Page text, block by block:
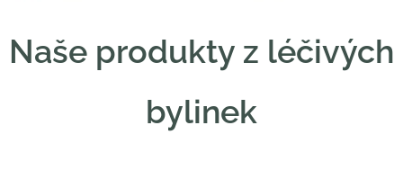
Naše produkty z léčivých
bylinek